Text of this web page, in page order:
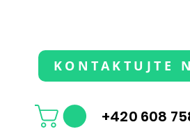
KONTAKTUJTE
+420 608